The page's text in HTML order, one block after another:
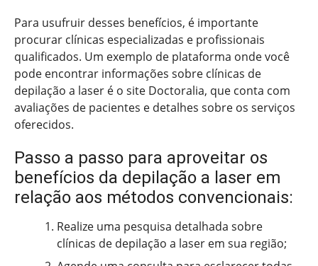
Para usufruir desses benefícios, é importante
procurar clínicas especializadas e profissionais
qualificados. Um exemplo de plataforma onde você
pode encontrar informações sobre clínicas de
depilação a laser é o site Doctoralia, que conta com
avaliações de pacientes e detalhes sobre os serviços
oferecidos.
Passo a passo para aproveitar os
benefícios da depilação a laser em
relação aos métodos convencionais:
Realize uma pesquisa detalhada sobre
clínicas de depilação a laser em sua região;